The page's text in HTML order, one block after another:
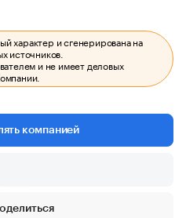
характер и сгенерирована на
источников.
и не имеет деловых
компанией